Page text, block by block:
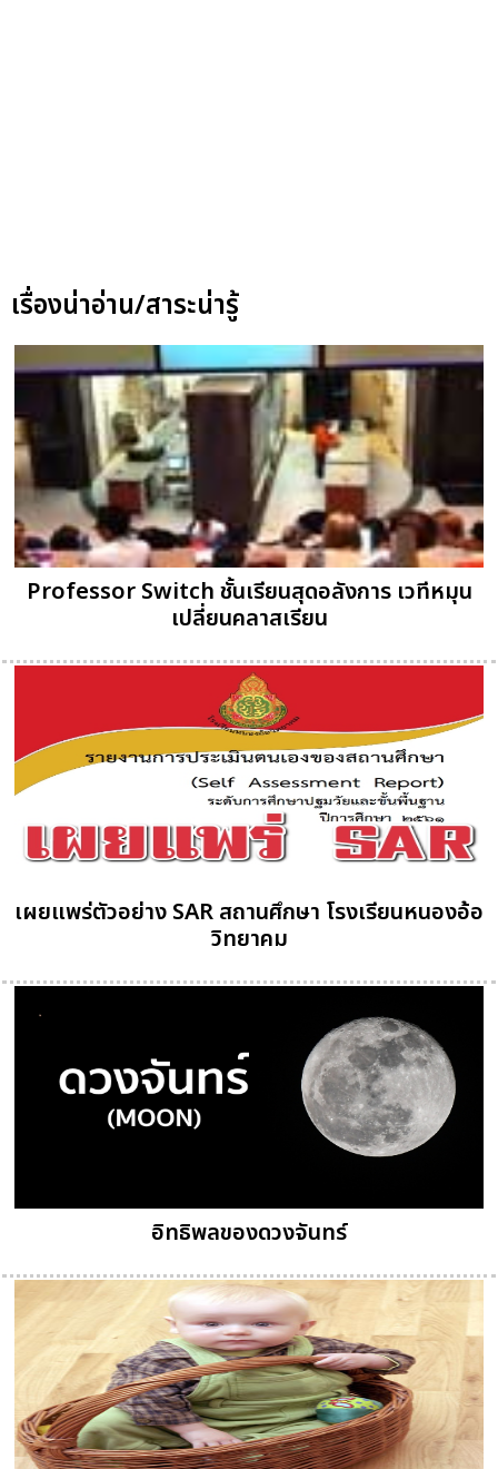
เรื่องน่าอ่าน/สาระน่ารู้
Professor Switch ชั้นเรียนสุดอลังการ เวทีหมุน
เปลี่ยนคลาสเรียน
เผยแพร่ตัวอย่าง SAR สถานศึกษา โรงเรียนหนองอ้อ
วิทยาคม
อิทธิพลของดวงจันทร์